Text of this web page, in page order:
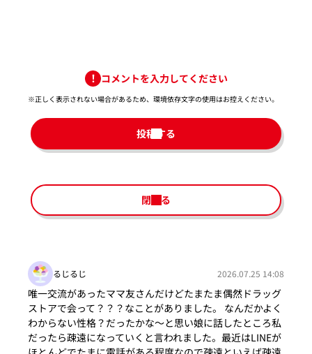
コメントを入力してください
※正しく表示されない場合があるため、環境依存文字の使用はお控えください。​
投稿する
閉じる
るじるじ 2026.07.25 14:08
唯一交流があったママ友さんだけどたまたま偶然ドラッグ
ストアで会って？？？なことがありました。 なんだかよく
わからない性格？だったかな〜と思い娘に話したところ私
だったら疎遠になっていくと言われました。最近はLINEが